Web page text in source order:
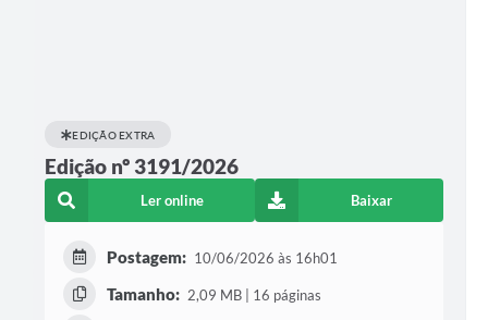
EDIÇÃO EXTRA
Edição nº 3191/2026
Ler online Baixar
Postagem: 10/06/2026 às 16h01
Tamanho: 2,09 MB | 16 páginas